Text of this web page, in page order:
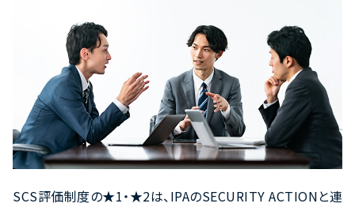
SCS評価制度の★1・★2は、IPAのSECURITY ACTIONと連